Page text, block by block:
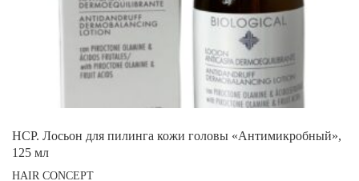
HCP. Лосьон для пилинга кожи головы «Антимикробный»,
125 мл
HAIR CONCEPT